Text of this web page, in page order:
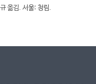
옮김. 서울: 청림.